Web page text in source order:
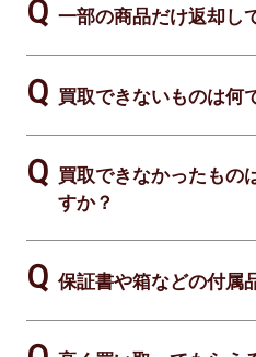
一部の商品だけ返却し
買取できないものは何
買取できなかったもの
すか？
保証書や箱などの付属